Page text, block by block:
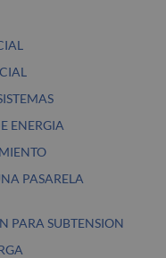
ENERGIA
PASARELA
PARA SUBTENSION